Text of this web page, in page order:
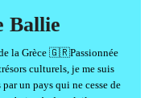
Ballie
la Grèce 🇬🇷Passionnée
culturels, je me suis
un pays qui ne cesse de